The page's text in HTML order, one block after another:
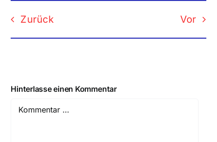
Zurück Vor
Hinterlasse einen Kommentar
Comment